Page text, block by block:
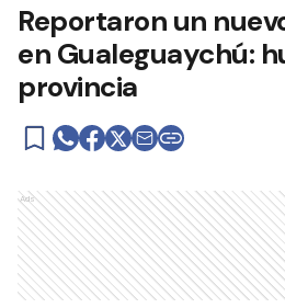
Reportaron un
en Gualeguaychú:
provincia
Ads